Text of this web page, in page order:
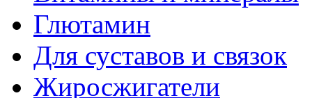
Глютамин
Для суставов и связок
Жиросжигатели